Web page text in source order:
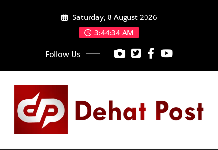
Saturday, 8 August 2026
3:44:35 AM
Follow Us